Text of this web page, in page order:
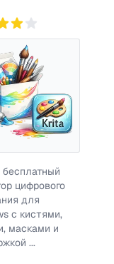
цифрового
для
с кистями,
масками и
...